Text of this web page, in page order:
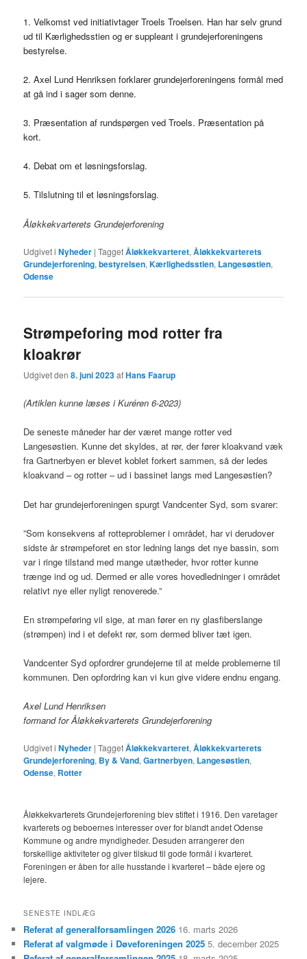
1. Velkomst ved initiativtager Troels Troelsen. Han har selv grund
ud til Kærlighedsstien og er suppleant i grundejerforeningens
bestyrelse.
2. Axel Lund Henriksen forklarer grundejerforeningens formål med
at gå ind i sager som denne.
3. Præsentation af rundspørgen ved Troels. Præsentation på
kort.
4. Debat om et løsningsforslag.
5. Tilslutning til et løsningsforslag.
Åløkkekvarterets Grundejerforening
Udgivet i Nyheder |TaggetÅløkkekvarteret,Åløkkekvarterets
Grundejerforening,bestyrelsen,Kærlighedsstien, Langesøstien,
Odense
Strømpeforing mod rotter fra
kloakrør
Udgivet den8. juni 2023afHans Faarup
(Artiklen kunne læses i Kuréren 6-2023)
De seneste måneder har der været mange rotter ved
Langesøstien. Kunne det skyldes, at rør, der fører kloakvand væk
fra Gartnerbyen er blevet koblet forkert sammen, så der ledes
kloakvand – og rotter – ud i bassinet langs med Langesøstien?
Det har grundejerforeningen spurgt Vandcenter Syd, som svarer:
”Som konsekvens af rotteproblemer i området, har vi derudover
sidste år strømpeforet en stor ledning langs det nye bassin, som
var i ringe tilstand med mange utætheder, hvor rotter kunne
trænge ind og ud. Dermed er alle vores hovedledninger i området
relativt nye eller nyligt renoverede.”
En strømpeføring vil sige, at man fører en ny glasfiberslange
(strømpen) ind i et defekt rør, som dermed bliver tæt igen.
Vandcenter Syd opfordrer grundejerne til at melde problemerne til
kommunen. Den opfordring kan vi kun give videre endnu engang.
Axel Lund Henriksen
formand for Åløkkekvarterets Grundejerforening
Udgivet i Nyheder |TaggetÅløkkekvarteret,Åløkkekvarterets
Grundejerforening, By & Vand,Gartnerbyen, Langesøstien,
Odense, Rotter
Åløkkekvarterets Grundejerforening blev stiftet i 1916. Den varetager
kvarterets og beboernes interesser over for blandt andet Odense
Kommune og andre myndigheder. Desuden arrangerer den
forskellige aktiviteter og giver tilskud til gode formål i kvarteret.
Foreningen er åben for alle husstande i kvarteret – både ejere og
lejere.
SENESTE INDLÆG
Referat af generalforsamlingen 2026 16. marts 2026
Referat af valgmøde i Døveforeningen 2025 5. december 2025